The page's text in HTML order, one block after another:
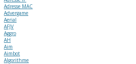
Adresse MAC
Advergame
Aerial
AFJV
Aggro
AH
Aim
Aimbot
Algorithme